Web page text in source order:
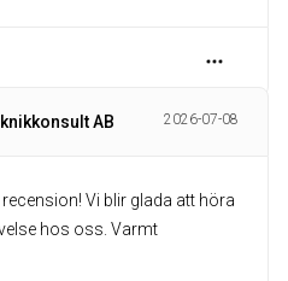
AB 2026-07-08
Vi blir glada att höra
hos oss. Varmt